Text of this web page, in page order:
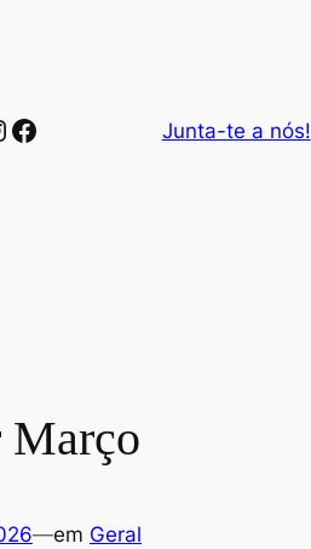
Facebook Junta-te a nós!
Março
—em Geral